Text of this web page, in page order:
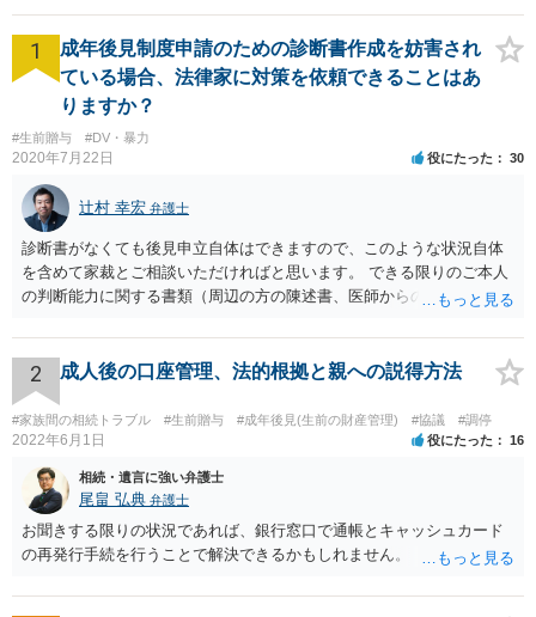
1
成年後見制度申請のための診断書作成を妨害され
ている場合、法律家に対策を依頼できることはあ
りますか？
#生前贈与 #DV・暴力
2020年7月22日 役にたった 30
辻村 幸宏 弁護士
診断書がなくても後見申立自体はできますので、このような状況自体
を含めて家裁とご相談いただければと思います。 できる限りのご本人
の判断能力に関する書類（周辺の方の陳述書、医師からの聴取書等）
をしていただければそこから先は進むのではないかと存じます。 ま
た、Aさんの意向を酌みすぎるあまりに後見申立ができない状況にして
いる施設の問題もありますので、当該地域の地域包括支援センターに
ご相談されるのもひとつの方法です。
2 成人後の口座管理、法的根拠と親への説得方法
#家族間の相続トラブル #生前贈与 #成年後見(生前の財産管理) #協議 #調停
2022年6月1日 役にたった 16
相続・遺言に強い弁護士
尾畠 弘典 弁護士
お聞きする限りの状況であれば、銀行窓口で通帳とキャッシュカード
の再発行手続を行うことで解決できるかもしれません。